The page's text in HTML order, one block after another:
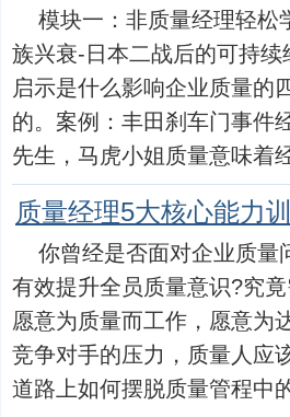
模块一：非质量经理轻松
族兴衰-日本二战后的可持
启示是什么影响企业质量的
的。案例：丰田刹车门事件
先生，马虎小姐质量意味着
质量经理5大核心能力
你曾经是否面对企业质量
有效提升全员质量意识?究
愿意为质量而工作，愿意为
竞争对手的压力，质量人应
道路上如何摆脱质量管程中